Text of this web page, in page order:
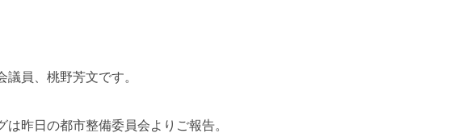
議員、桃野芳文です。
は昨日の都市整備委員会よりご報告。